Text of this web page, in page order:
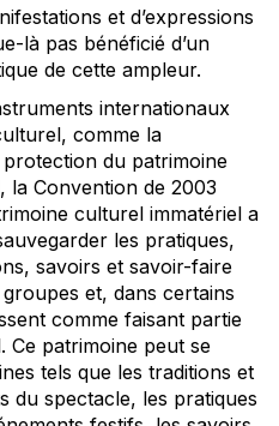
et d’expressions
là pas bénéficié d’un
de cette ampleur.
internationaux
comme la
du patrimoine
la Convention de 2003
culturel immatériel a
les pratiques,
savoirs et savoir-faire
et, dans certains
comme faisant partie
Ce patrimoine peut se
tels que les traditions et
du spectacle, les pratiques